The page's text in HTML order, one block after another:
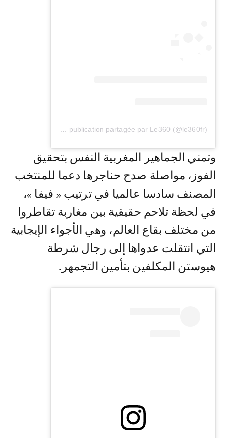
Une publication partagée par Le360 (@le360fr)
وتمني الجماهير المغربية النفس بتحقيق
الفوز، مواصلة صدح حناجرها دعما للمنتخب
المصنف سادسا عالميا في ترتيب « فيفا »،
في لحظة تلاحم حقيقية بين مغاربة تقاطروا
من مختلف بقاع العالم، وهي الأجواء الإيجابية
التي انتقلت عدواها إلى رجال شرطة
هيوستن المكلفين بتأمين التجمهر.